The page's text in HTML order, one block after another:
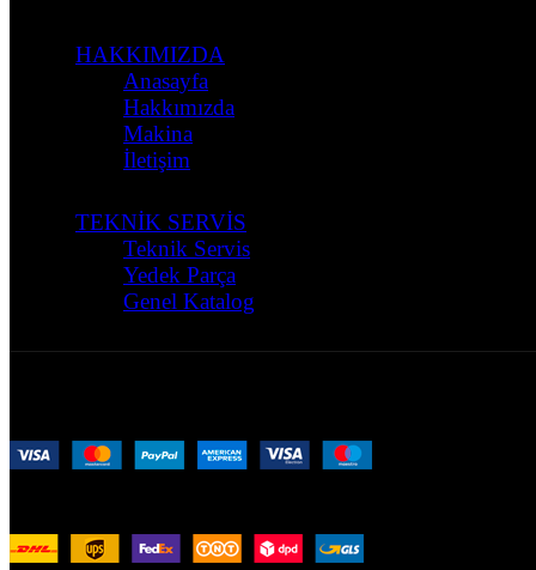
HAKKIMIZDA
Anasayfa
Hakkımızda
Makina
İletişim
TEKNİK SERVİS
Teknik Servis
Yedek Parça
Genel Katalog